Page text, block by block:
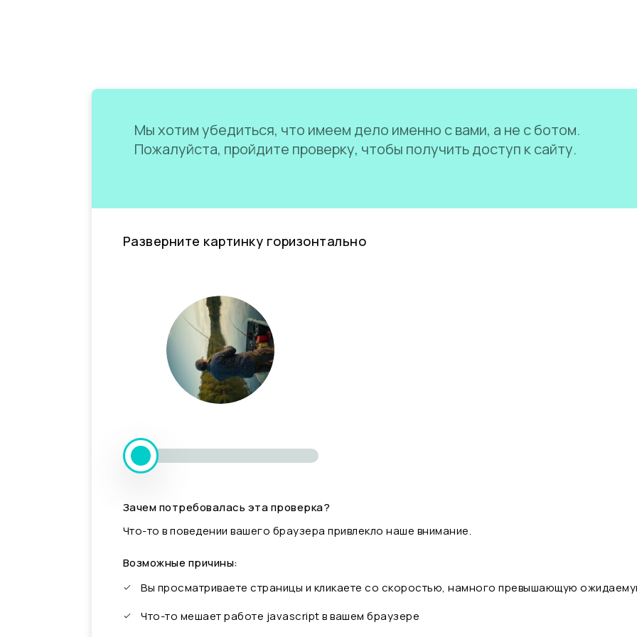
Мы хотим убедиться, что имеем дело именно с вами, а не с ботом.
Пожалуйста, пройдите проверку, чтобы получить доступ к сайту.
Разверните картинку горизонтально
Зачем потребовалась эта проверка?
Что-то в поведении вашего браузера привлекло наше внимание.
Возможные причины:
Вы просматриваете страницы и кликаете со скоростью, намного превышающую
Что-то мешает работе javascript в вашем браузере